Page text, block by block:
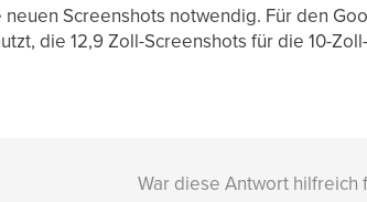
Screenshots notwendig. Für den
die 12,9 Zoll-Screenshots für die 10-
War diese Antwort hilfreich